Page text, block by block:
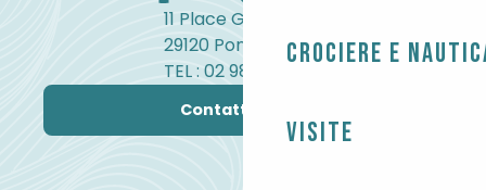
Crociere e
Visite
11 Place Gambetta
29120 Pont-l'Abbé
TEL : 02 98 82 37 99
Contattateci